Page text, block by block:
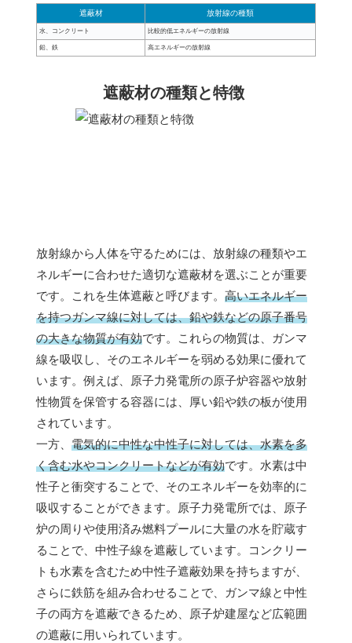
遮蔽材 放射線の種類
水、コンクリート 比較的低エネルギーの放射線
鉛、鉄 高エネルギーの放射線
遮蔽材の種類と特徴
放射線から人体を守るためには、放射線の種類やエ
ネルギーに合わせた適切な遮蔽材を選ぶことが重要
です。これを生体遮蔽と呼びます。 高いエネルギー
を持つガンマ線に対しては、鉛や鉄などの原子番号
の大きな物質が有効です。これらの物質は、ガンマ
線を吸収し、そのエネルギーを弱める効果に優れて
います。例えば、原子力発電所の原子炉容器や放射
性物質を保管する容器には、厚い鉛や鉄の板が使用
されています。
一方、 電気的に中性な中性子に対しては、水素を多
く含む水やコンクリートなどが有効です。水素は中
性子と衝突することで、そのエネルギーを効率的に
吸収することができます。原子力発電所では、原子
炉の周りや使用済み燃料プールに大量の水を貯蔵す
ることで、中性子線を遮蔽しています。コンクリー
トも水素を含むため中性子遮蔽効果を持ちますが、
さらに鉄筋を組み合わせることで、ガンマ線と中性
子の両方を遮蔽できるため、原子炉建屋など広範囲
の遮蔽に用いられています。